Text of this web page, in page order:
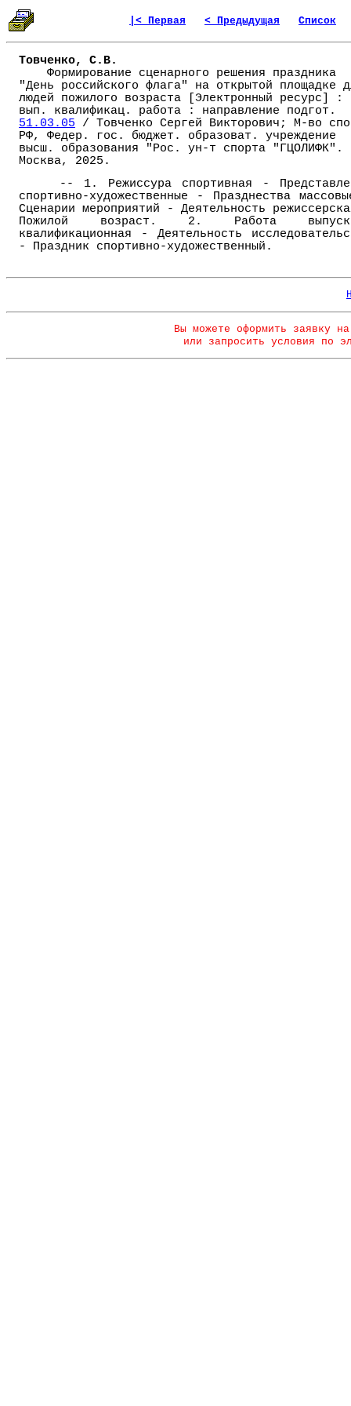
|< Первая < Предыдущая Список
Товченко, С.В.
Формирование сценарного решения праздника
"День российского флага" на открытой площадке
людей пожилого возраста [Электронный ресурс] :
вып. квалификац. работа : направление подгот.
51.03.05 / Товченко Сергей Викторович; М-во
РФ, Федер. гос. бюджет. образоват. учреждение
высш. образования "Рос. ун-т спорта "ГЦОЛИФК".
Москва, 2025.
-- 1. Режиссура спортивная -
спортивно-художественные - Празднества
Сценарии мероприятий - Деятельность
Пожилой возраст. 2. Работа
квалификационная - Деятельность
- Праздник спортивно-художественный.
Вы можете оформить заявку
или запросить условия по